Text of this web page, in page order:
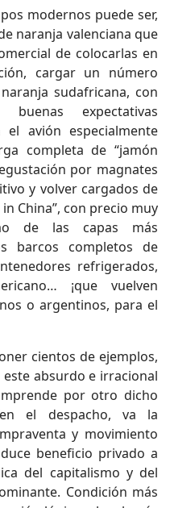
modernos puede ser,
naranja valenciana que
de colocarlas en
cargar un número
sudafricana, con
expectativas
avión especialmente
completa de “jamón
por magnates
y volver cargados de
China”, con precio muy
de las capas más
barcos completos de
refrigerados,
¡que vuelven
o argentinos, para el
cientos de ejemplos,
absurdo e irracional
por otro dicho
el despacho, va la
y movimiento
beneficio privado a
del capitalismo y del
Condición más